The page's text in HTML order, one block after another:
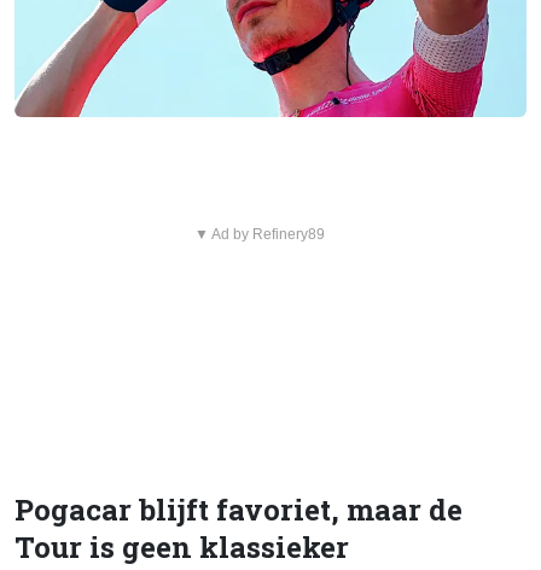
▼ Ad by Refinery89
Pogacar blijft favoriet, maar de
Tour is geen klassieker